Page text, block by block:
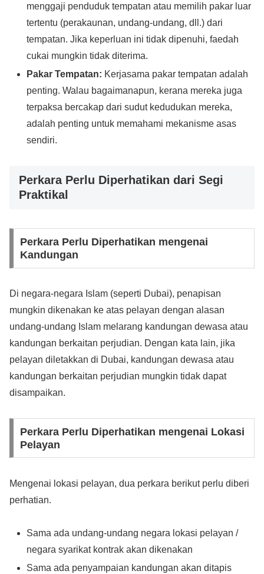
menggaji penduduk tempatan atau memilih pakar luar
tertentu (perakaunan, undang-undang, dll.) dari
tempatan. Jika keperluan ini tidak dipenuhi, faedah
cukai mungkin tidak diterima.
Pakar Tempatan: Kerjasama pakar tempatan adalah
penting. Walau bagaimanapun, kerana mereka juga
terpaksa bercakap dari sudut kedudukan mereka,
adalah penting untuk memahami mekanisme asas
sendiri.
Perkara Perlu Diperhatikan dari Segi
Praktikal
Perkara Perlu Diperhatikan mengenai
Kandungan
Di negara-negara Islam (seperti Dubai), penapisan
mungkin dikenakan ke atas pelayan dengan alasan
undang-undang Islam melarang kandungan dewasa atau
kandungan berkaitan perjudian. Dengan kata lain, jika
pelayan diletakkan di Dubai, kandungan dewasa atau
kandungan berkaitan perjudian mungkin tidak dapat
disampaikan.
Perkara Perlu Diperhatikan mengenai Lokasi
Pelayan
Mengenai lokasi pelayan, dua perkara berikut perlu diberi
perhatian.
Sama ada undang-undang negara lokasi pelayan /
negara syarikat kontrak akan dikenakan
Sama ada penyampaian kandungan akan ditapis